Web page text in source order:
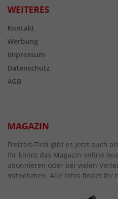
WEITERES
Kontakt
Werbung
Impressum
Datenschutz
AGB
MAGAZIN
Freizeit-Tirol gibt es jetzt auch
Ihr könnt das Magazin online
abonnieren oder bei vielen
mitnehmen. Alle Infos findet ihr